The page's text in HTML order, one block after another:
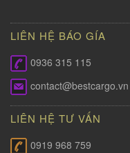
LIÊN HỆ BÁO GÍA
0936 315 115
contact@bestcargo.vn
LIÊN HỆ TƯ VẤN
0919 968 759